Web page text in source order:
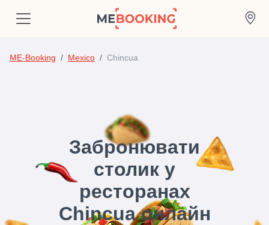
ME-Booking Mexico Chincua
Забронювати
столик у
ресторанах
Chincua онлайн